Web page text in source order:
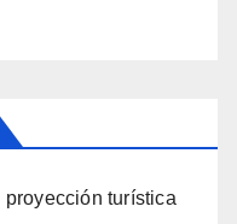
turística